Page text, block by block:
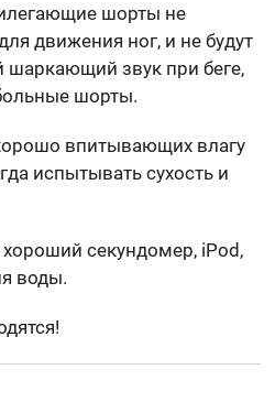
шорты не
движения ног, и не будут
шаркающий звук при беге,
шорты.
впитывающих влагу
испытывать сухость и
секундомер, iPod,
воды.